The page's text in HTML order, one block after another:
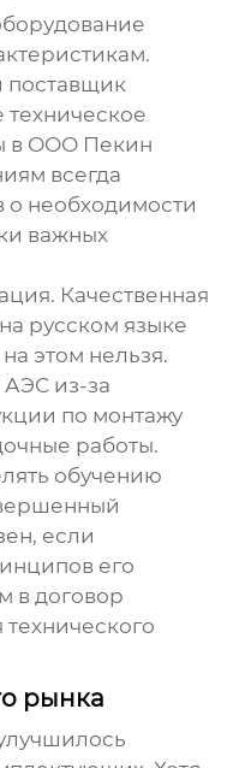
поставщик
в ООО Пекин
всегда
о необходимости
важных
Качественная
русском языке
этом нельзя.
из-за
по монтажу
работы.
обучению
если
его
в договор
рынка